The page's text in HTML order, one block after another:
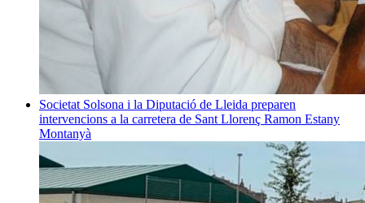
Societat Solsona i la Diputació de Lleida preparen
intervencions a la carretera de Sant Llorenç Ramon Estany
Montanyà